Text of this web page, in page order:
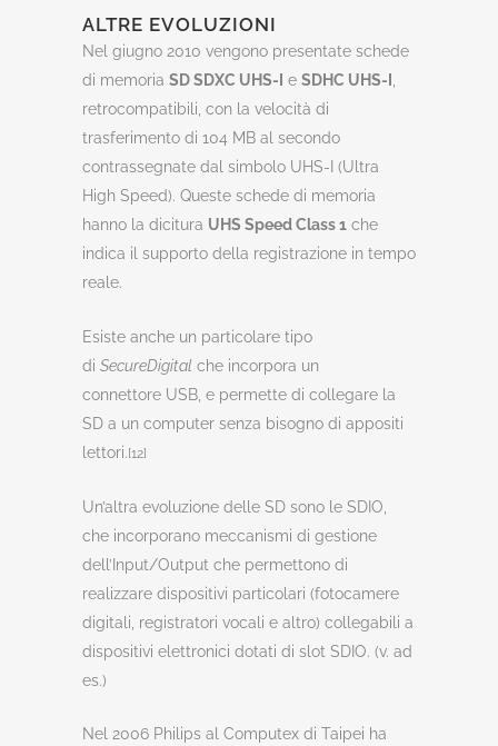
ALTRE EVOLUZIONI
Nel giugno 2010 vengono presentate schede
di memoria SD SDXC UHS-I e SDHC UHS-I
retrocompatibili, con la velocità di
trasferimento di 104 MB al secondo
contrassegnate dal simbolo UHS-I (Ultra
High Speed). Queste schede di memoria
hanno la dicitura UHS Speed Class 1 che
indica il supporto della registrazione in tempo
reale.
Esiste anche un particolare tipo
di SecureDigital che incorpora un
connettore USB, e permette di collegare la
SD a un computer senza bisogno di appositi
lettori. [12]
Un’altra evoluzione delle SD sono le SDIO,
che incorporano meccanismi di gestione
dell’Input/Output che permettono di
realizzare dispositivi particolari (fotocamere
digitali, registratori vocali e altro) collegabili a
dispositivi elettronici dotati di slot SDIO. (v. ad
es.)
Nel 2006 Philips al Computex di Taipei ha